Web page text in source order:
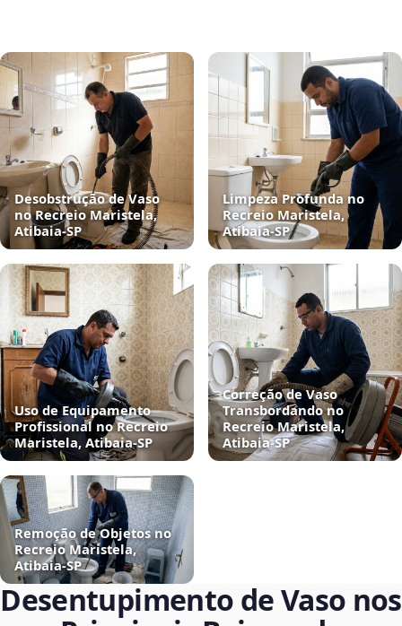
Desobstrução de Vaso
no Recreio Maristela,
Atibaia‑SP
Limpeza Profunda no
Recreio Maristela,
Atibaia‑SP
Uso de Equipamento
Profissional no Recreio
Maristela, Atibaia‑SP
Correção de Vaso
Transbordando no
Recreio Maristela,
Atibaia‑SP
Remoção de Objetos no
Recreio Maristela,
Atibaia‑SP
Desentupimento de Vaso nos